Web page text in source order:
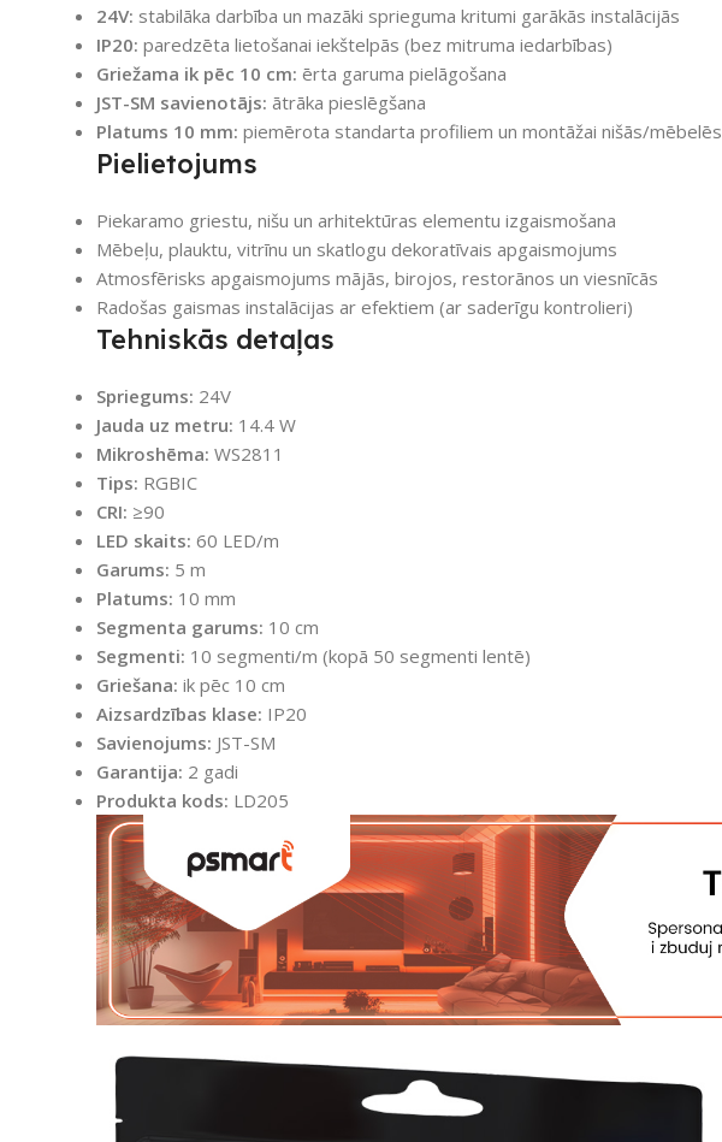
24V: stabilāka darbība un mazāki sprieguma kritumi garākās instalācijās
IP20: paredzēta lietošanai iekštelpās (bez mitruma iedarbības)
Griežama ik pēc 10 cm: ērta garuma pielāgošana
JST-SM savienotājs: ātrāka pieslēgšana
Platums 10 mm: piemērota standarta profiliem un montāžai nišās/mēbelēs
Pielietojums
Piekaramo griestu, nišu un arhitektūras elementu izgaismošana
Mēbeļu, plauktu, vitrīnu un skatlogu dekoratīvais apgaismojums
Atmosfērisks apgaismojums mājās, birojos, restorānos un viesnīcās
Radošas gaismas instalācijas ar efektiem (ar saderīgu kontrolieri)
Tehniskās detaļas
Spriegums: 24V
Jauda uz metru: 14.4 W
Mikroshēma: WS2811
Tips: RGBIC
CRI: ≥90
LED skaits: 60 LED/m
Garums: 5 m
Platums: 10 mm
Segmenta garums: 10 cm
Segmenti: 10 segmenti/m (kopā 50 segmenti lentē)
Griešana: ik pēc 10 cm
Aizsardzības klase: IP20
Savienojums: JST-SM
Garantija: 2 gadi
Produkta kods: LD205